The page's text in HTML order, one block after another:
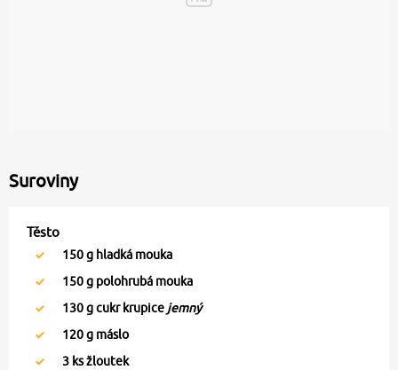
Suroviny
Těsto
150g hladká mouka
150g polohrubá mouka
130g cukr krupice jemný
120g máslo
3 ks žloutek